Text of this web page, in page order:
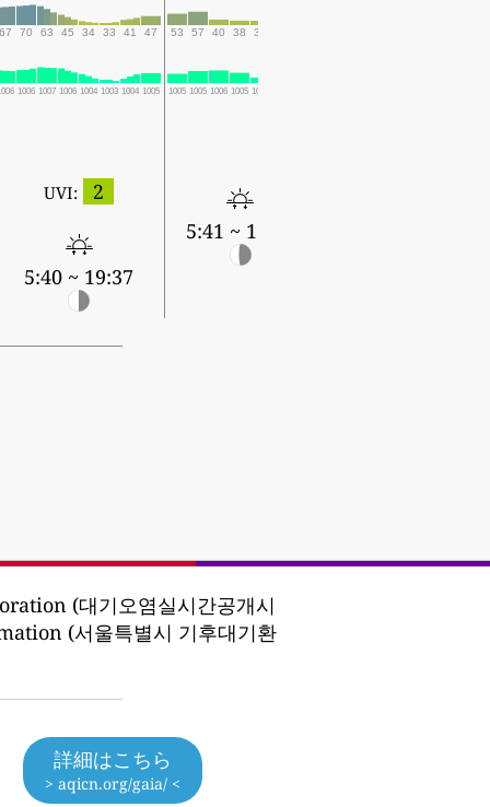
67 70 63 45 34 33 41 47 53 57 40 38 37
1006 1007 1006 1004 1003 1004 1005 1005 1005 1006 1005 1003
UVI: 2
5:40 ~ 19:37
5:41 ~ 19:36
(대기오염실시간공개시
(서울특별시 기후대기환
詳細はこちら
> aqicn.org/gaia/ <